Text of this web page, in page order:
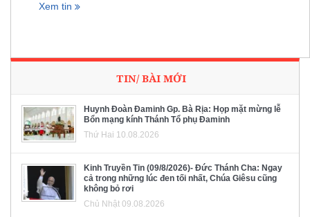
Xem tin
TIN/ BÀI MỚI
Huynh Đoàn Đaminh Gp. Bà Rịa: Họp mặt mừng lễ
Bổn mạng kính Thánh Tổ phụ Đaminh
Thứ Hai 10.08.2026
Kinh Truyền Tin (09/8/2026)- Đức Thánh Cha: Ngay
cả trong những lúc đen tối nhất, Chúa Giêsu cũng
không bỏ rơi
Chủ Nhật 09.08.2026